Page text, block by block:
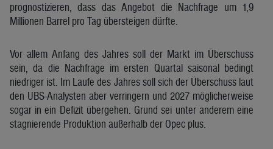
prognostizieren, dass das Angebot die Nachfrage um 1,9
Millionen Barrel pro Tag übersteigen dürfte.
Vor allem Anfang des Jahres soll der Markt im Überschuss
sein, da die Nachfrage im ersten Quartal saisonal bedingt
niedriger ist. Im Laufe des Jahres soll sich der Überschuss laut
den UBS-Analysten aber verringern und 2027 möglicherweise
sogar in ein Defizit übergehen. Grund sei unter anderem eine
stagnierende Produktion außerhalb der Opec plus.